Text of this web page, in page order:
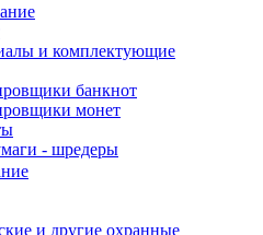
и комплектующие
банкнот
монет
- шредеры
и другие охранные